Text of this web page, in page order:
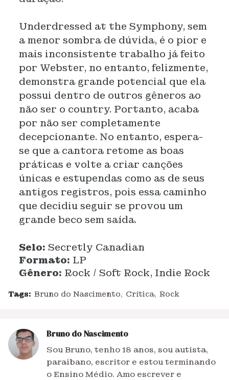
Underdressed at the Symphony, sem
a menor sombra de dúvida, é o pior e
mais inconsistente trabalho já feito
por Webster, no entanto, felizmente,
demonstra grande potencial que ela
possui dentro de outros gêneros ao
não ser o country. Portanto, acaba
por não ser completamente
decepcionante. No entanto, espera-
se que a cantora retome as boas
práticas e volte a criar canções
únicas e estupendas como as de seus
antigos registros, pois essa caminho
que decidiu seguir se provou um
grande beco sem saída.
Selo: Secretly Canadian
Formato: LP
Gênero: Rock / Soft Rock, Indie Rock
Tags: Bruno do Nascimento Crítica Rock
Bruno do Nascimento
Sou Bruno, tenho 18 anos, sou autista,
paraibano, escritor e estou terminando
o Ensino Médio. Amo escrever e